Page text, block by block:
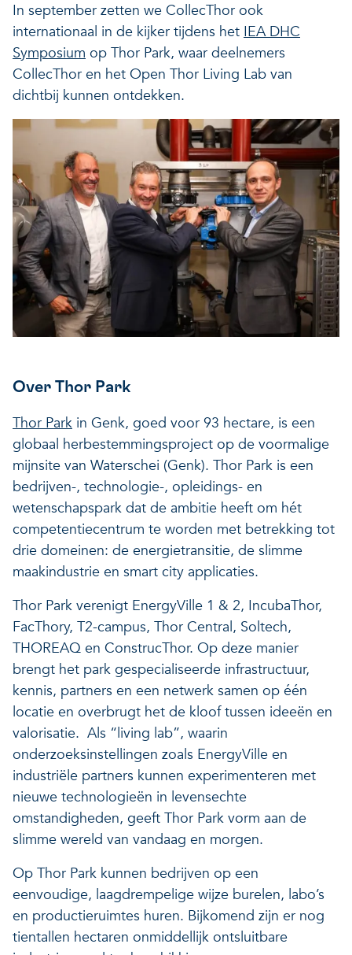
In september zetten we CollecThor ook
internationaal in de kijker tijdens het IEA DHC
Symposium op Thor Park, waar deelnemers
CollecThor en het Open Thor Living Lab van
dichtbij kunnen ontdekken.
Over Thor Park
Thor Park in Genk, goed voor 93 hectare, is een
globaal herbestemmingsproject op de voormalige
mijnsite van Waterschei (Genk). Thor Park is een
bedrijven-, technologie-, opleidings- en
wetenschapspark dat de ambitie heeft om hét
competentiecentrum te worden met betrekking tot
drie domeinen: de energietransitie, de slimme
maakindustrie en smart city applicaties.
Thor Park verenigt EnergyVille 1 & 2, IncubaThor,
FacThory, T2-campus, Thor Central, Soltech,
THOREAQ en ConstrucThor. Op deze manier
brengt het park gespecialiseerde infrastructuur,
kennis, partners en een netwerk samen op één
locatie en overbrugt het de kloof tussen ideeën en
valorisatie. Als “living lab”, waarin
onderzoeksinstellingen zoals EnergyVille en
industriële partners kunnen experimenteren met
nieuwe technologieën in levensechte
omstandigheden, geeft Thor Park vorm aan de
slimme wereld van vandaag en morgen.
Op Thor Park kunnen bedrijven op een
eenvoudige, laagdrempelige wijze burelen, labo’s
en productieruimtes huren. Bijkomend zijn er nog
tientallen hectaren onmiddellijk ontsluitbare